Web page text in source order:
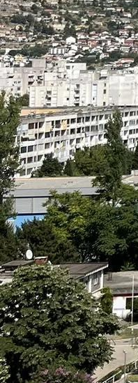
Ostale selekcije
Sjajna BiH protiv
3 mjesec 6 dan